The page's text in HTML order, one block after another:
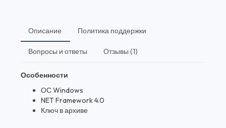
Описание Политика поддержки
Вопросы и ответы Отзывы (1)
Особенности
ОС Windows
NET Framework 4.0
Ключ в архиве